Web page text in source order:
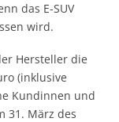
das E-SUV
wird.
Hersteller die
(inklusive
Kundinnen und
31. März des